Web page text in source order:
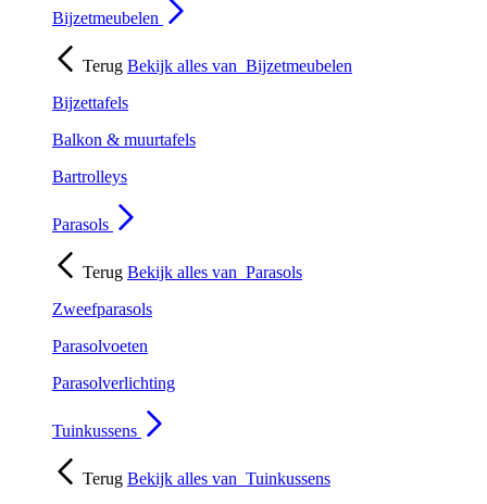
Bijzetmeubelen
Terug Bekijk alles van Bijzetmeubelen
Bijzettafels
Balkon & muurtafels
Bartrolleys
Parasols
Terug Bekijk alles van Parasols
Zweefparasols
Parasolvoeten
Parasolverlichting
Tuinkussens
Terug Bekijk alles van Tuinkussens